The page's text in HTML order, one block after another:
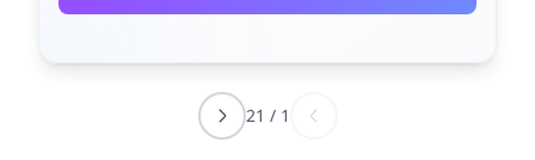
1
/
21